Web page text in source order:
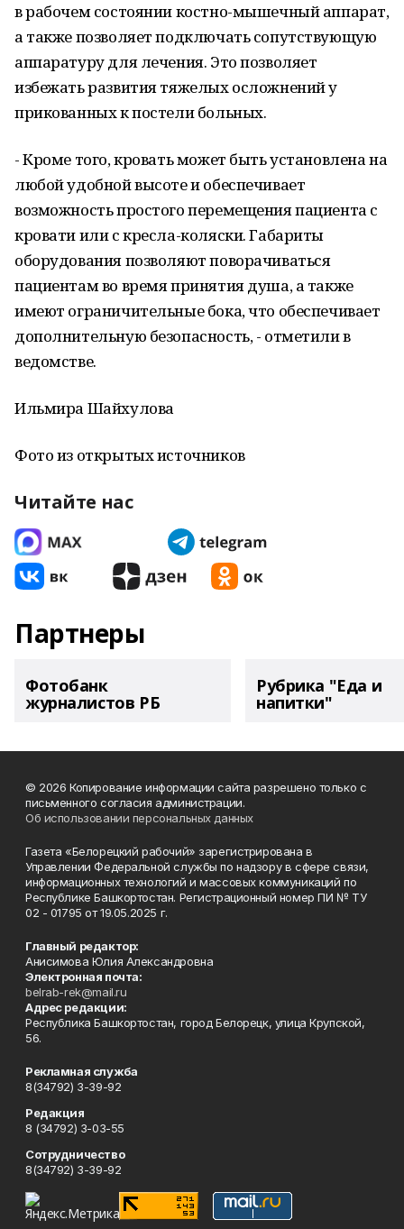
в рабочем состоянии костно-мышечный аппарат,
а также позволяет подключать сопутствующую
аппаратуру для лечения. Это позволяет
избежать развития тяжелых осложнений у
прикованных к постели больных.
- Кроме того, кровать может быть установлена на
любой удобной высоте и обеспечивает
возможность простого перемещения пациента с
кровати или с кресла-коляски. Габариты
оборудования позволяют поворачиваться
пациентам во время принятия душа, а также
имеют ограничительные бока, что обеспечивает
дополнительную безопасность, - отметили в
ведомстве.
Ильмира Шайхулова
Фото из открытых источников
Читайте нас
Партнеры
Фотобанк
журналистов РБ
Рубрика "Еда и
напитки"
© 2026 Копирование информации сайта разрешено только с
письменного согласия администрации.
Об использовании персональных данных
Газета «Белорецкий рабочий» зарегистрирована в
Управлении Федеральной службы по надзору в сфере связи,
информационных технологий и массовых коммуникаций по
Республике Башкортостан. Регистрационный номер ПИ № ТУ
02 - 01795 от 19.05.2025 г.
Главный редактор:
Анисимова Юлия Александровна
Электронная почта:
belrab-rek@mail.ru
Адрес редакции:
Республика Башкортостан, город Белорецк, улица Крупской,
56.
Рекламная служба
8(34792) 3-39-92
Редакция
8 (34792) 3-03-55
Сотрудничество
8(34792) 3-39-92